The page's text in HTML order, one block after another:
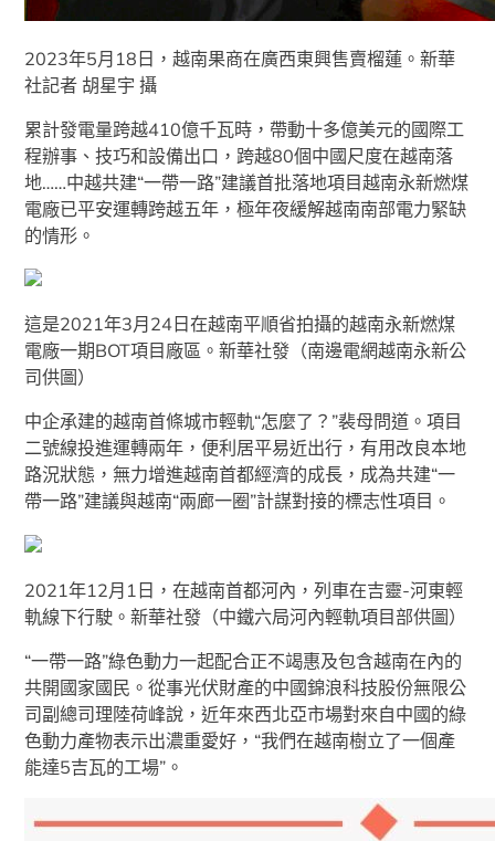
2023年5月18日，越南果商在廣西東興售賣榴蓮。新華
社記者 胡星宇 攝
累計發電量跨越410億千瓦時，帶動十多億美元的國際工
程辦事、技巧和設備出口，跨越80個中國尺度在越南落
地……中越共建“一帶一路”建議首批落地項目越南永新燃煤
電廠已平安運轉跨越五年，極年夜緩解越南南部電力緊缺
的情形。
這是2021年3月24日在越南平順省拍攝的越南永新燃煤
電廠一期BOT項目廠區。新華社發（南邊電網越南永新公
司供圖）
中企承建的越南首條城市輕軌“怎麼了？”裴母問道。項目
二號線投進運轉兩年，便利居平易近出行，有用改良本地
路況狀態，無力增進越南首都經濟的成長，成為共建“一
帶一路”建議與越南“兩廊一圈”計謀對接的標志性項目。
2021年12月1日，在越南首都河內，列車在吉靈-河東輕
軌線下行駛。新華社發（中鐵六局河內輕軌項目部供圖）
“一帶一路”綠色動力一起配合正不竭惠及包含越南在內的
共開國家國民。從事光伏財產的中國錦浪科技股份無限公
司副總司理陸荷峰說，近年來西北亞市場對來自中國的綠
色動力產物表示出濃重愛好，“我們在越南樹立了一個產
能達5吉瓦的工場”。